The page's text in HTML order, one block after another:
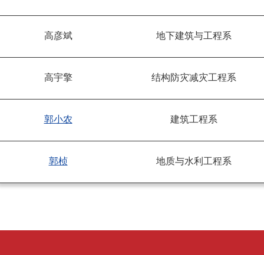
高彦斌 地下建筑与工程系
高宇擎 结构防灾减灾工程系
郭小农 建筑工程系
郭桢 地质与水利工程系